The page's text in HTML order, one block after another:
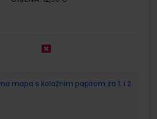
mapa s kolažnim papirom za 1. i 2.